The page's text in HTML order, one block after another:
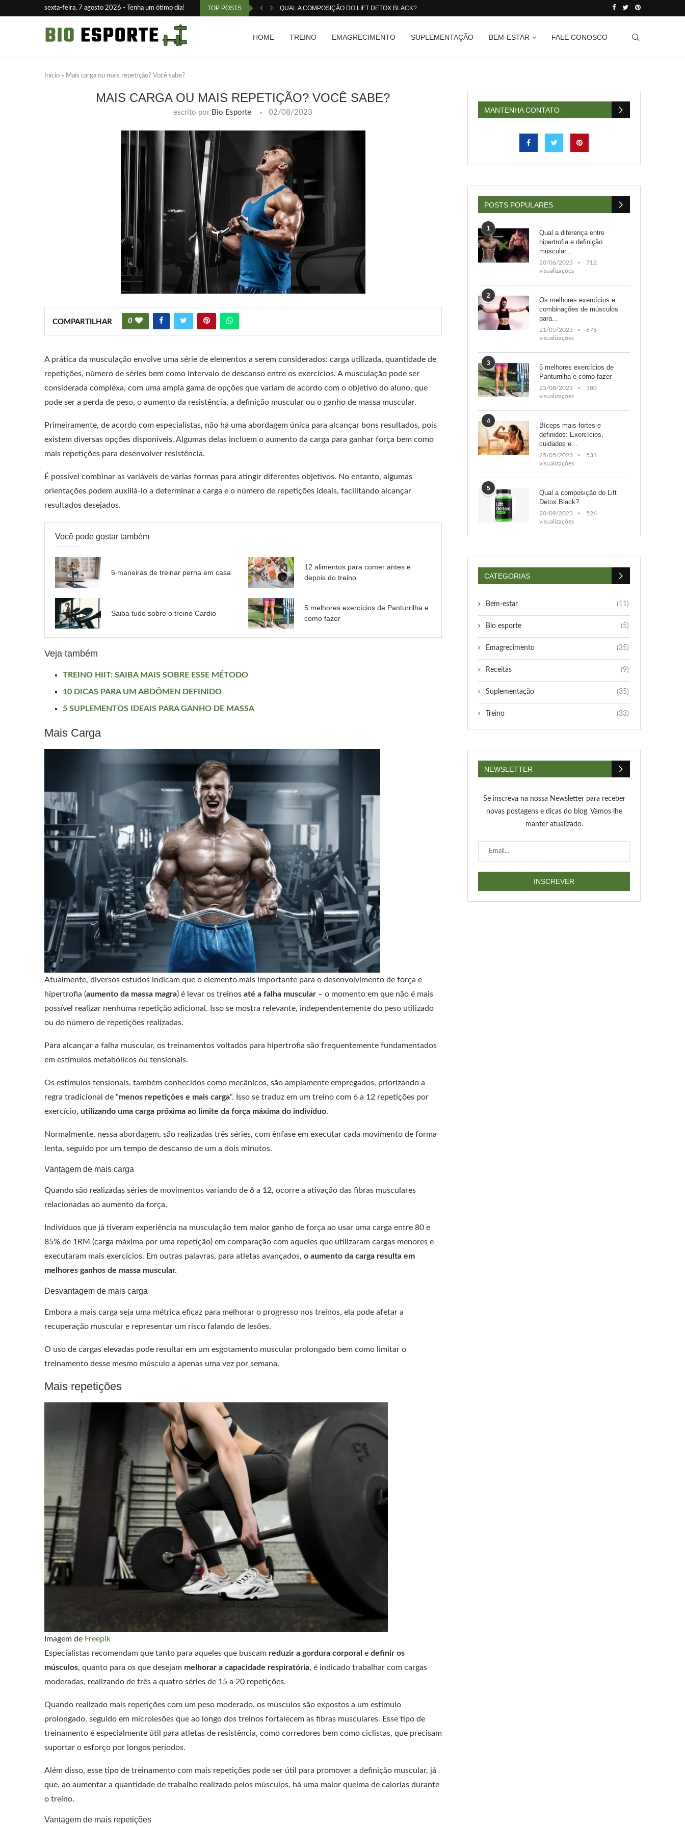
sexta-feira, 7 agosto 2026 - Tenha um ótimo dia! TOP POSTS QUAL A COMPOSIÇÃO DO LIFT DETOX BLACK?
HOME TREINO EMAGRECIMENTO SUPLEMENTAÇÃO BEM-ESTAR FALE CONOSCO
Início » Mais carga ou mais repetição? Você sabe?
MAIS CARGA OU MAIS REPETIÇÃO? VOCÊ SABE?
escrito por Bio Esporte 02/08/2023
COMPARTILHAR 0
A prática da musculação envolve uma série de elementos a serem considerados: carga utilizada, quantidade de
repetições, número de séries bem como intervalo de descanso entre os exercícios. A musculação pode ser
considerada complexa, com uma ampla gama de opções que variam de acordo com o objetivo do aluno, que
pode ser a perda de peso, o aumento da resistência, a definição muscular ou o ganho de massa muscular.
Primeiramente, de acordo com especialistas, não há uma abordagem única para alcançar bons resultados, pois
existem diversas opções disponíveis. Algumas delas incluem o aumento da carga para ganhar força bem como
mais repetições para desenvolver resistência.
É possível combinar as variáveis ​​de várias formas para atingir diferentes objetivos. No entanto, algumas
orientações podem auxiliá-lo a determinar a carga e o número de repetições ideais, facilitando alcançar
resultados desejados.
Você pode gostar também
5 maneiras de treinar perna em casa
12 alimentos para comer antes e
depois do treino
Saiba tudo sobre o treino Cardio
5 melhores exercícios de Panturrilha e
como fazer
Veja também
TREINO HIIT: SAIBA MAIS SOBRE ESSE MÉTODO
10 DICAS PARA UM ABDÔMEN DEFINIDO
5 SUPLEMENTOS IDEAIS PARA GANHO DE MASSA
Mais Carga
Atualmente, diversos estudos indicam que o elemento mais importante para o desenvolvimento de força e
hipertrofia (aumento da massa magra) é levar os treinos até a falha muscular – o momento em que não é mais
possível realizar nenhuma repetição adicional. Isso se mostra relevante, independentemente do peso utilizado
ou do número de repetições realizadas.
Para alcançar a falha muscular, os treinamentos voltados para hipertrofia são frequentemente fundamentados
em estímulos metabólicos ou tensionais.
Os estímulos tensionais, também conhecidos como mecânicos, são amplamente empregados, priorizando a
regra tradicional de “menos repetições e mais carga“. Isso se traduz em um treino com 6 a 12 repetições por
exercício, utilizando uma carga próxima ao limite da força máxima do indivíduo.
Normalmente, nessa abordagem, são realizadas três séries, com ênfase em executar cada movimento de forma
lenta, seguido por um tempo de descanso de um a dois minutos.
Vantagem de mais carga
Quando são realizadas séries de movimentos variando de 6 a 12, ocorre a ativação das fibras musculares
relacionadas ao aumento da força.
Indivíduos que já tiveram experiência na musculação tem maior ganho de força ao usar uma carga entre 80 e
85% de 1RM (carga máxima por uma repetição) em comparação com aqueles que utilizaram cargas menores e
executaram mais exercícios. Em outras palavras, para atletas avançados, o aumento da carga resulta em
melhores ganhos de massa muscular.
Desvantagem de mais carga
Embora a mais carga seja uma métrica eficaz para melhorar o progresso nos treinos, ela pode afetar a
recuperação muscular e representar um risco falando de lesões.
O uso de cargas elevadas pode resultar em um esgotamento muscular prolongado bem como limitar o
treinamento desse mesmo músculo a apenas uma vez por semana.
Mais repetições
Imagem de Freepik
Especialistas recomendam que tanto para aqueles que buscam reduzir a gordura corporal e definir os
músculos, quanto para os que desejam melhorar a capacidade respiratória, é indicado trabalhar com cargas
moderadas, realizando de três a quatro séries de 15 a 20 repetições.
Quando realizado mais repetições com um peso moderado, os músculos são expostos a um estímulo
prolongado, seguido em microlesões que ao longo dos treinos fortalecem as fibras musculares. Esse tipo de
treinamento é especialmente útil para atletas de resistência, como corredores bem como ciclistas, que precisam
suportar o esforço por longos períodos.
Além disso, esse tipo de treinamento com mais repetições pode ser útil para promover a definição muscular, já
que, ao aumentar a quantidade de trabalho realizado pelos músculos, há uma maior queima de calorias durante
o treino.
Vantagem de mais repetições
MANTENHA CONTATO
POSTS POPULARES
1
Qual a diferença entre
hipertrofia e definição
muscular...
20/06/2023
712
visualizações
2
Os melhores exercícios e
combinações de músculos
para...
21/05/2023
676
visualizações
3
5 melhores exercícios de
Panturrilha e como fazer
25/08/2023
580
visualizações
4
Bíceps mais fortes e
definidos: Exercícios,
cuidados e...
25/05/2023
531
visualizações
5
Qual a composição do Lift
Detox Black?
20/09/2023
526
visualizações
CATEGORIAS
Bem-estar (11)
Bio esporte (5)
Emagrecimento (35)
Receitas (9)
Suplementação (35)
Treino (33)
NEWSLETTER
Se inscreva na nossa Newsletter para receber
novas postagens e dicas do blog. Vamos lhe
manter atualizado.